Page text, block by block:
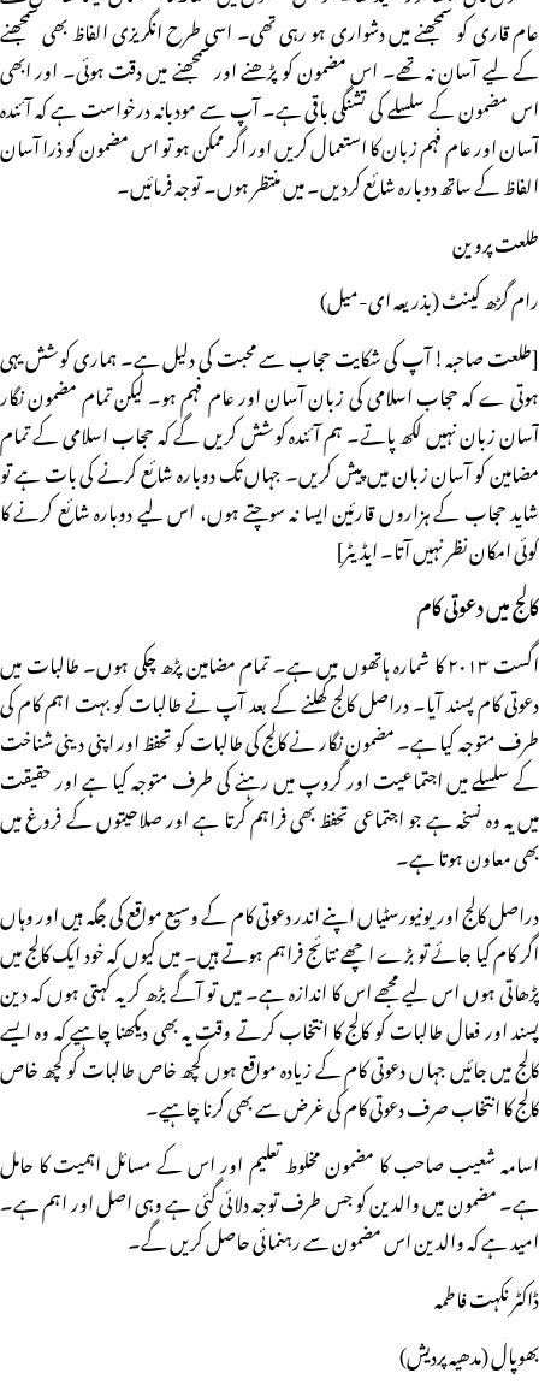
عام قاری کو سمجھنے میں دشواری ہو رہی تھی۔ اسی طرح انگریزی الفاظ بھی سمجھنے
کے لیے آسان نہ تھے۔ اس مضمون کو پڑھنے اور سمجھنے میں دقت ہوئی۔ اور ابھی
اس مضمون کے سلسلے کی تشنگی باقی ہے۔ آپ سے مودبانہ درخواست ہے کہ آئندہ
آسان اور عام فہم زبان کا استعمال کریں اور اگر ممکن ہو تو اس مضمون کو ذرا آسان
الفاظ کے ساتھ دوبارہ شائع کردیں۔ میں منتظر ہوں۔ توجہ فرمائیں۔
طلعت پروین
رام گڑھ کینٹ (بذریعہ ای-میل)
[طلعت صاحبہ! آپ کی شکایت حجاب سے محبت کی دلیل ہے۔ ہماری کوشش یہی
ہوتی ے کہ حجاب اسلامی کی زبان آسان اور عام فہم ہو۔ لیکن تمام مضمون نگار
آسان زبان نہیں لکھ پاتے۔ ہم آئندہ کوشش کریں گے کہ حجاب اسلامی کے تمام
مضامین کو آسان زبان میں پیش کریں۔ جہاں تک دوبارہ شائع کرنے کی بات ہے تو
شاید حجاب کے ہزاروں قارئین ایسا نہ سوچتے ہوں، اس لیے دوبارہ شائع کرنے کا
کوئی امکان نظر نہیں آتا۔ ایڈیٹر]
کالج میں دعوتی کام
اگست ۲۰۱۳ کا شمارہ ہاتھوں میں ہے۔ تمام مضامین پڑھ چکی ہوں۔ طالبات میں
دعوتی کام پسند آیا۔ دراصل کالج کھلنے کے بعد آپ نے طالبات کو بہت اہم کام کی
طرف متوجہ کیا ہے۔ مضمون نگار نے کالج کی طالبات کو تحفظ اور اپنی دینی شناخت
کے سلسلے میں اجتماعیت اور گروپ میں رہنے کی طرف متوجہ کیا ہے اور حقیقت
میں یہ وہ نسخہ ہے جو اجتماعی تحفظ بھی فراہم کرتا ہے اور صلاحیتوں کے فروغ میں
بھی معاون ہوتا ہے۔
دراصل کالج اور یونیورسٹیاں اپنے اندر دعوتی کام کے وسیع مواقع کی جگہ ہیں اور وہاں
اگر کام کیا جائے تو بڑے اچھے نتائج فراہم ہوتے ہیں۔ میں کیوں کہ خود ایک کالج میں
پڑھاتی ہوں اس لیے مجھے اس کا اندازہ ہے۔ میں تو آگے بڑھ کر یہ کہتی ہوں کہ دین
پسند اور فعال طالبات کو کالج کا انتخاب کرتے وقت یہ بھی دیکھنا چاہیے کہ وہ ایسے
کالج میں جائیں جہاں دعوتی کام کے زیادہ مواقع ہوں کچھ خاص طالبات کو کچھ خاص
کالج کا انتخاب صرف دعوتی کام کی غرض سے بھی کرنا چاہیے۔
اسامہ شعیب صاحب کا مضمون مخلوط تعلیم اور اس کے مسائل اہمیت کا حامل
ہے۔ مضمون میں والدین کو جس طرف توجہ دلائی گئی ہے وہی اصل اور اہم ہے۔
امید ہے کہ والدین اس مضمون سے رہنمائی حاصل کریں گے۔
ڈاکٹر نکہت فاطمہ
بھوپال (مدھیہ پردیش)